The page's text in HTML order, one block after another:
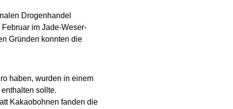
Drogenhandel
im Jade-Weser-
Gründen konnten die
haben, wurden in einem
sollte.
Kakaobohnen fanden die